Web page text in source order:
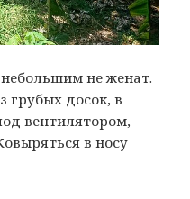
не женат.
грубых досок, в
вентилятором,
в носу